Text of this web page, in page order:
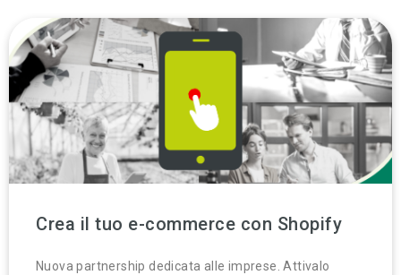
Crea il tuo e-commerce con Shopify
Nuova partnership dedicata alle imprese. Attivalo